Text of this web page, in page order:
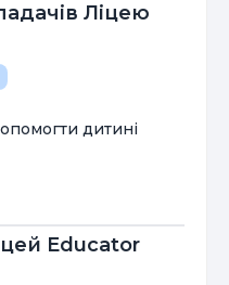
Ліцею
дитині
Educator